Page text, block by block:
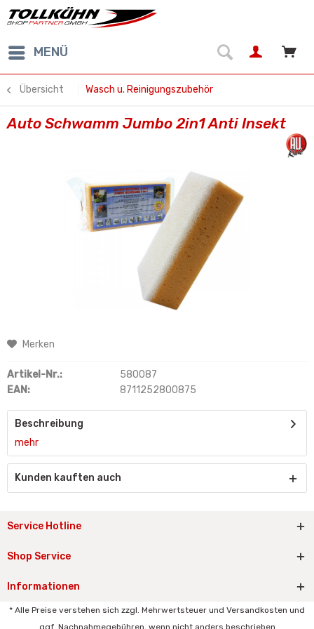
MENÜ
Übersicht Wasch u. Reinigungszubehör
Auto Schwamm Jumbo 2in1 Anti Insekt
Merken
Artikel-Nr.:
580087
EAN:
8711252800875
Beschreibung
mehr
Kunden kauften auch
Service Hotline
Shop Service
Informationen
* Alle Preise verstehen sich zzgl. Mehrwertsteuer und Versandkosten und
ggf. Nachnahmegebühren, wenn nicht anders beschrieben